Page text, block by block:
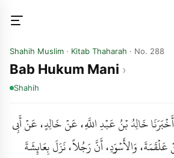
Shahih Muslim · Kitab Thaharah · No. 288
Bab Hukum Mani
Shahih
خَالِدُ بْنُ عَبْدِ اللَّهِ، عَنْ خَالِدٍ، عَنْ أَبِي
وَالأَسْوَدِ، أَنَّ رَجُلاً، نَزَلَ بِعَائِشَةَ